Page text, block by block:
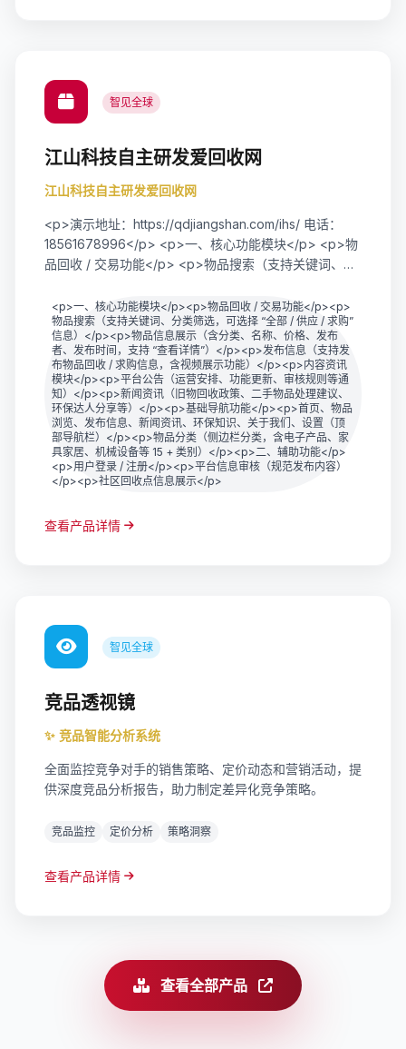
智见全球
江山科技自主研发爱回收网
江山科技自主研发爱回收网
<p>演示地址：https://qdjiangshan.com/ihs/ 电话：
18561678996</p> <p>一、核心功能模块</p> <p>物
品回收 / 交易功能</p> <p>物品搜索（支持关键词、分
息）</p> <p>物品信息展示（含分类、名称、价格、发
布者、发布时间，支持 &ldquo;查看详情&rdquo;）</p>
<p>发布信息（支持发布物品回收 / 求购信息，含视频展
示功能）</p> <p>内容资讯模块</p> <p>平台公告
（运营安排、功能更新、审核规则等通知）</p> <p>新
闻资讯（旧物回收政策、二手物品处理建议、环保达人分
享等）</p> <p>基础导航功能</p> <p>首页、物品浏
览、发布信息、新闻资讯、环保知识、关于我们、设置
（顶部导航栏）</p> <p>物品分类（侧边栏分类，含电
子产品、家具家居、机械设备等 15 + 类别）</p> <p>
信息审核（规范发布内容）</p> <p>社区回收点信息展
<p>一、核心功能模块</p><p>物品回收 / 交易功能</p><p>
物品搜索（支持关键词、分类筛选，可选择 “全部 / 供应 / 求购”
信息）</p><p>物品信息展示（含分类、名称、价格、发布
者、发布时间，支持 “查看详情”）</p><p>发布信息（支持发
布物品回收 / 求购信息，含视频展示功能）</p><p>内容资讯
模块</p><p>平台公告（运营安排、功能更新、审核规则等通
知）</p><p>新闻资讯（旧物回收政策、二手物品处理建议、
环保达人分享等）</p><p>基础导航功能</p><p>首页、物品
浏览、发布信息、新闻资讯、环保知识、关于我们、设置（顶
部导航栏）</p><p>物品分类（侧边栏分类，含电子产品、家
具家居、机械设备等 15 + 类别）</p><p>二、辅助功能</p>
<p>用户登录 / 注册</p><p>平台信息审核（规范发布内容）
</p><p>社区回收点信息展示</p>
查看产品详情
智见全球
竞品透视镜
✨ 竞品智能分析系统
全面监控竞争对手的销售策略、定价动态和营销活动，提
供深度竞品分析报告，助力制定差异化竞争策略。
竞品监控 定价分析 策略洞察
查看产品详情
查看全部产品